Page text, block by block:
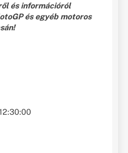
és információról
és egyéb motoros